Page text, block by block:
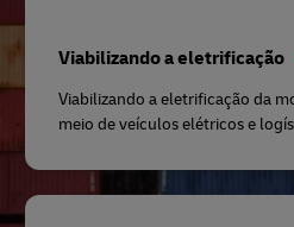
Viabilizando a eletrificação
Viabilizando a eletrificação da
meio de veículos elétricos e